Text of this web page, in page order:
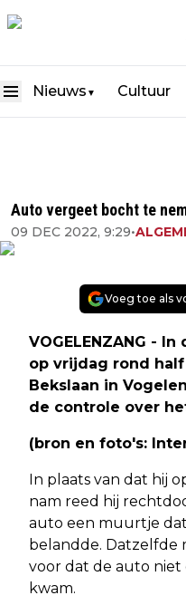
Nieuws ▼ Cultuur
Auto vergeet bocht te
09 DEC 2022, 9:29•
Voeg toe als
VOGELENZANG -
op vrijdag rond
Bekslaan in
de controle over
(bron en foto's:
In plaats van dat hij
nam reed hij
auto een muurtje
belandde. Datzelfde
voor dat de auto
kwam.